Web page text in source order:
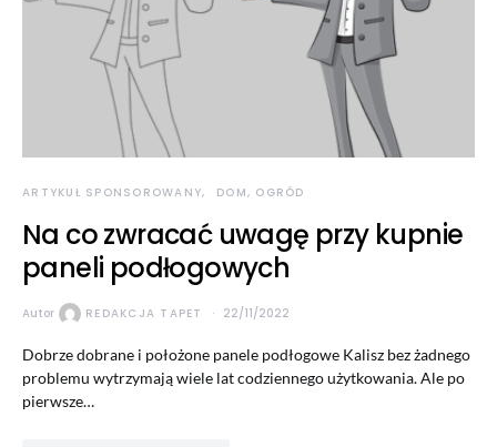
ARTYKUŁ SPONSOROWANY DOM, OGRÓD
Na co zwracać uwagę przy kupnie
paneli podłogowych
Autor REDAKCJA TAPET 22/11/2022
Dobrze dobrane i położone panele podłogowe Kalisz bez żadnego
problemu wytrzymają wiele lat codziennego użytkowania. Ale po
pierwsze…